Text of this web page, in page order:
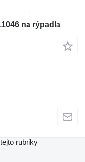
na rýpadla
rubriky